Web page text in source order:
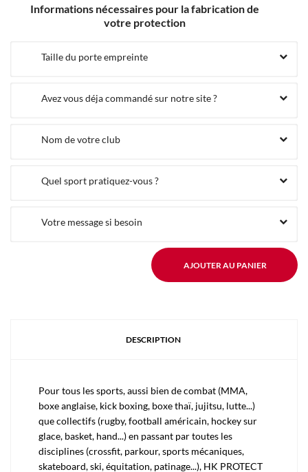
Informations nécessaires pour la fabrication de
votre protection
Taille du porte empreinte
Avez vous déja commandé sur notre site ?
Nom de votre club
Quel sport pratiquez-vous ?
Votre message si besoin
AJOUTER AU PANIER
DESCRIPTION
Pour tous les sports, aussi bien de combat (MMA,
boxe anglaise, kick boxing, boxe thaï, jujitsu, lutte...)
que collectifs (rugby, football américain, hockey sur
glace, basket, hand...) en passant par toutes les
disciplines (crossfit, parkour, sports mécaniques,
skateboard, ski, équitation, patinage...), HK PROTECT